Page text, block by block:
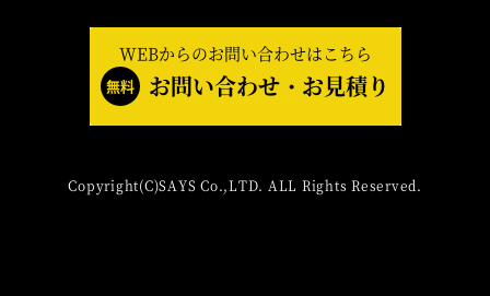
WEBからのお問い合わせはこちら
無料 お問い合わせ・お見積り
Copyright(C)SAYS Co.,LTD. ALL Rights Reserved.